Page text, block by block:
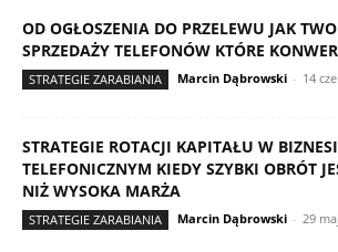
OD OGŁOSZENIA DO PRZELEWU JAK
SPRZEDAŻY TELEFONÓW KTÓRE
STRATEGIE ZARABIANIA Marcin Dąbrowski - 14
STRATEGIE ROTACJI KAPITAŁU W
TELEFONICZNYM KIEDY SZYBKI OBRÓT
NIŻ WYSOKA MARŻA
STRATEGIE ZARABIANIA Marcin Dąbrowski - 29